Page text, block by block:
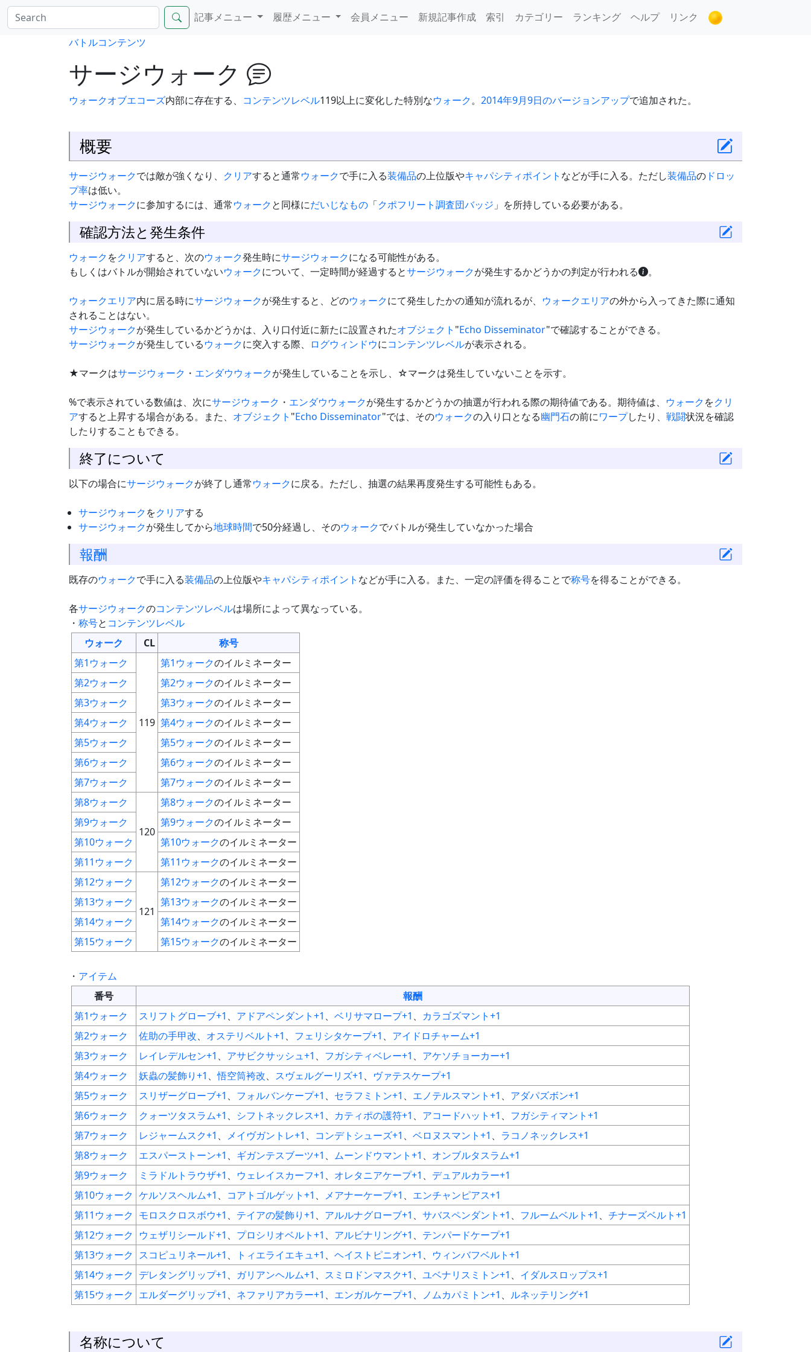
記事メニュー 履歴メニュー 会員メニュー 新規記事作成 索引 カテゴリー ランキング ヘルプ
リンク
バトルコンテンツ
サージウォーク
ウォークオブエコーズ内部に存在する、 コンテンツレベル119以上に変化した特別なウォーク。 2014年9月9日のバージョンアップで追加された。
概要
サージウォークでは敵が強くなり、 クリアすると通常ウォークで手に入る装備品の上位版やキャパシティポイント などが手に入る。ただし装備品の ドロッ
プ率は低い。
サージウォークに参加するには、通常ウォークと同様にだいじなもの 「クポフリート調査団バッジ 」を所持している必要がある。
確認方法と発生条件
ウォークをクリアすると、次のウォーク発生時にサージウォークになる可能性がある。
もしくはバトルが開始されていないウォークについて、一定時間が経過するとサージウォークが発生するかどうかの判定が行われる 。
ウォークエリア内に居る時にサージウォークが発生すると、どのウォークにて発生したかの通知が流れるが、 ウォークエリアの外から入ってきた際に通知
されることはない。
サージウォークが発生しているかどうかは、入り口付近に新たに設置されたオブジェクト "Echo Disseminator"で確認することができる。
サージウォークが発生しているウォークに突入する際、 ログウィンドウにコンテンツレベルが表示される。
★マークはサージウォーク ・ エンダウウォークが発生していることを示し、☆マークは発生していないことを示す。
%で表示されている数値は、次にサージウォーク ・ エンダウウォークが発生するかどうかの抽選が行われる際の期待値である。期待値は、 ウォークをクリ
アすると上昇する場合がある。また、 オブジェクト "Echo Disseminator"では、そのウォークの入り口となる幽門石の前にワープしたり、 戦闘状況を確認
したりすることもできる。
終了について
以下の場合にサージウォークが終了し通常ウォークに戻る。ただし、抽選の結果再度発生する可能性もある。
サージウォークをクリアする
サージウォークが発生してから地球時間で50分経過し、そのウォークでバトルが発生していなかった場合
報酬
既存のウォークで手に入る装備品の上位版やキャパシティポイント などが手に入る。また、一定の評価を得ることで称号を得ることができる。
各サージウォークのコンテンツレベルは場所によって異なっている。
・ 称号と コンテンツレベル
ウォーク
CL
称号
第1ウォーク
119
第1ウォークのイルミネーター
第2ウォーク
第2ウォークのイルミネーター
第3ウォーク
第3ウォークのイルミネーター
第4ウォーク
第4ウォークのイルミネーター
第5ウォーク
第5ウォークのイルミネーター
第6ウォーク
第6ウォークのイルミネーター
第7ウォーク
第7ウォークのイルミネーター
第8ウォーク
120
第8ウォークのイルミネーター
第9ウォーク
第9ウォークのイルミネーター
第10ウォーク
第10ウォークのイルミネーター
第11ウォーク
第11ウォークのイルミネーター
第12ウォーク
121
第12ウォークのイルミネーター
第13ウォーク
第13ウォークのイルミネーター
第14ウォーク
第14ウォークのイルミネーター
第15ウォーク
第15ウォークのイルミネーター
・ アイテム
番号
報酬
第1ウォーク
スリフトグローブ+1 、 アドアペンダント+1 、 ベリサマロープ+1 、 カラゴズマント+1
第2ウォーク
佐助の手甲改、 オステリベルト+1 、 フェリシタケープ+1 、 アイドロチャーム+1
第3ウォーク
レイレデルセン+1 、 アサビクサッシュ+1 、 フガシティベレー+1 、 アケソチョーカー+1
第4ウォーク
妖蟲の髪飾り+1 、悟空筒袴改、 スヴェルグーリズ+1 、 ヴァテスケープ+1
第5ウォーク
スリザーグローブ+1 、 フォルバンケープ+1 、 セラフミトン+1 、 エノテルスマント+1 、 アダパズボン+1
第6ウォーク
クォーツタスラム+1 、 シフトネックレス+1 、 カティポの護符+1 、 アコードハット+1 、 フガシティマント+1
第7ウォーク
レジャームスク+1 、 メイヴガントレ+1 、 コンデトシューズ+1 、 ベロヌスマント+1 、 ラコノネックレス+1
第8ウォーク
エスパーストーン+1 、 ギガンテスブーツ+1 、 ムーンドウマント+1 、 オンブルタスラム+1
第9ウォーク
ミラドルトラウザ+1 、 ウェレイスカーフ+1 、 オレタニアケープ+1 、 デュアルカラー+1
第10ウォーク ケルソスヘルム+1 、 コアトゴルゲット+1 、 メアナーケープ+1 、 エンチャンピアス+1
第11ウォーク モロスクロスボウ+1 、 テイアの髪飾り+1 、 アルルナグローブ+1 、 サバスペンダント+1 、 フルームベルト+1 、 チナーズベルト+1
第12ウォーク ウェザリシールド+1 、 プロシリオベルト+1 、 アルビナリング+1 、 テンパードケープ+1
第13ウォーク スコピュリネール+1 、 トィエライエキュ+1 、 ヘイストピニオン+1 、 ウィンバフベルト+1
第14ウォーク デレタングリップ+1 、 ガリアンヘルム+1 、 スミロドンマスク+1 、 ユベナリスミトン+1 、 イダルスロップス+1
第15ウォーク エルダーグリップ+1 、 ネファリアカラー+1 、 エンガルケープ+1 、 ノムカパミトン+1 、 ルネッテリング+1
名称について